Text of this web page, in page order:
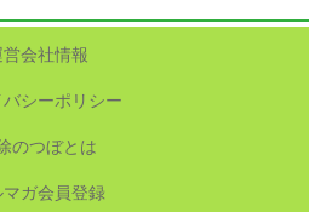
会社情報
シーポリシー
のつぼとは
マガ会員登録